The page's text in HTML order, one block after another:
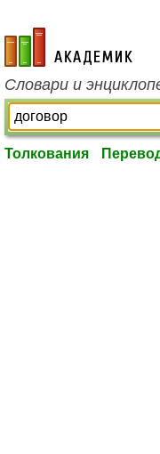
academic.ru
Словари и
Толкования